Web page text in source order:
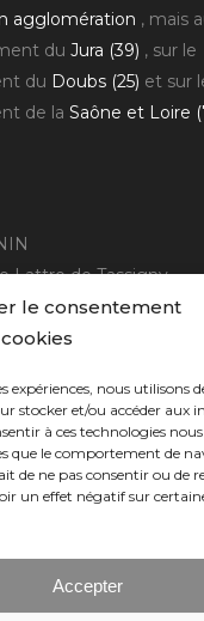
le consentement
expériences, nous utilisons
stocker et/ou accéder aux
à ces technologies
que le comportement de
de ne pas consentir ou de
un effet négatif sur
Accepter
agglomération , mais
du Jura (39) , sur le
du Doubs (25) et sur
de la Saône et Loire
Lattre de Tassigny
Chambertin
29
rendez-vous.